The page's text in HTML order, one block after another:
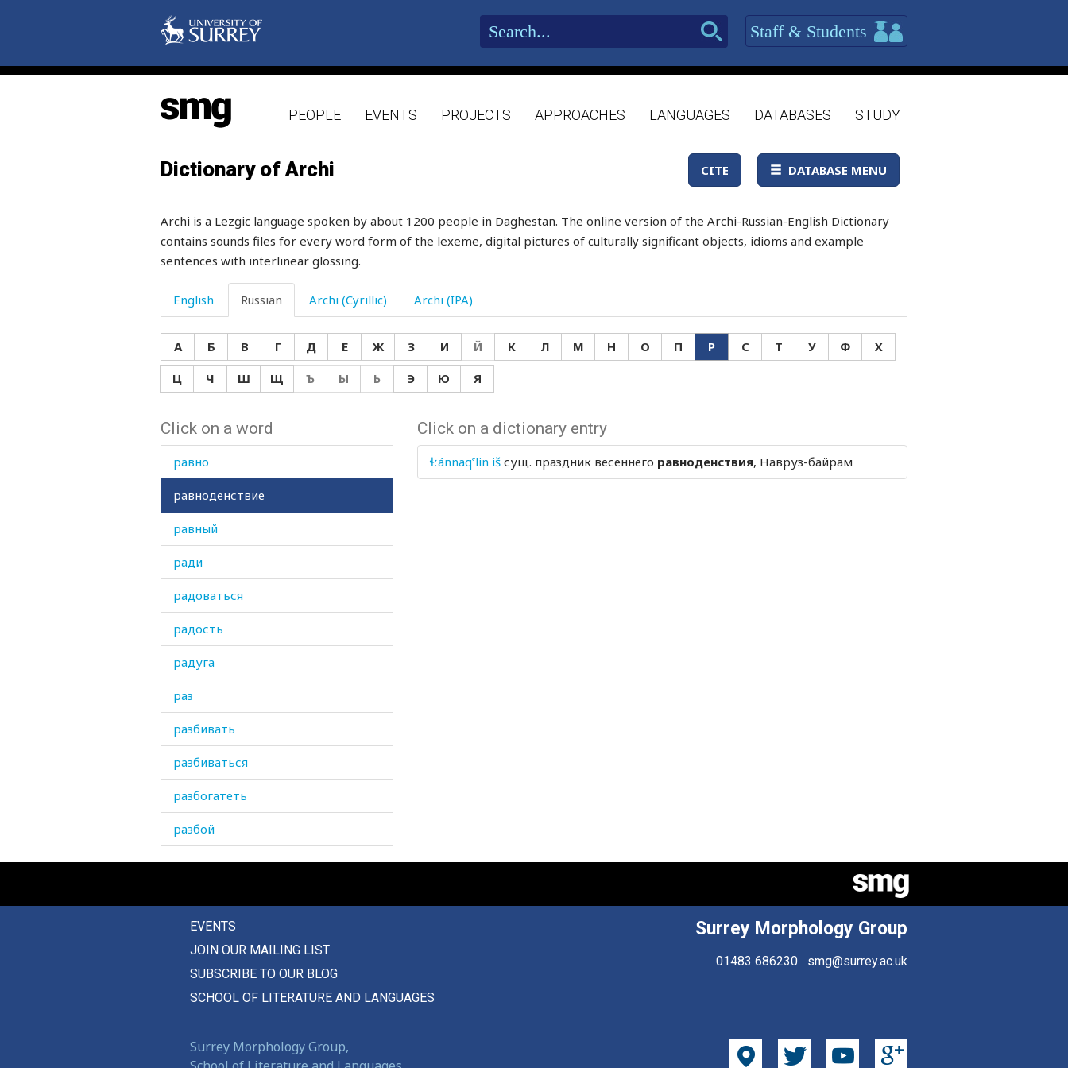
Staff & Students
PEOPLE EVENTS PROJECTS APPROACHES LANGUAGES DATABASES STUDY
Dictionary of Archi CITE DATABASE MENU
Archi is a Lezgic language spoken by about 1200 people in Daghestan. The online version of the Archi-Russian-English Dictionary
contains sounds files for every word form of the lexeme, digital pictures of culturally significant objects, idioms and example
sentences with interlinear glossing.
English Russian Archi (Cyrillic) Archi (IPA)
А Б В Г Д Е Ж З И Й К Л М Н О П Р С Т У Ф
Х
Ц
Ч Ш Щ Ъ Ы Ь Э Ю Я
Click on a word
раб
работа
работать
работник
рабыня
равенство
равнина
равно
равноденствие
равный
ради
радоваться
радость
радуга
раз
разбивать
разбиваться
разбогатеть
разбой
разбойник
разваливаться
развариваться
развеселиться
Click on a dictionary entry
ɬːánnaqˤlin iš сущ. праздник весеннего равноденствия, Навруз-байрам
EVENTS
JOIN OUR MAILING LIST
SUBSCRIBE TO OUR BLOG
SCHOOL OF LITERATURE AND LANGUAGES
Surrey Morphology Group
01483 686230 smg@surrey.ac.uk
Surrey Morphology Group,